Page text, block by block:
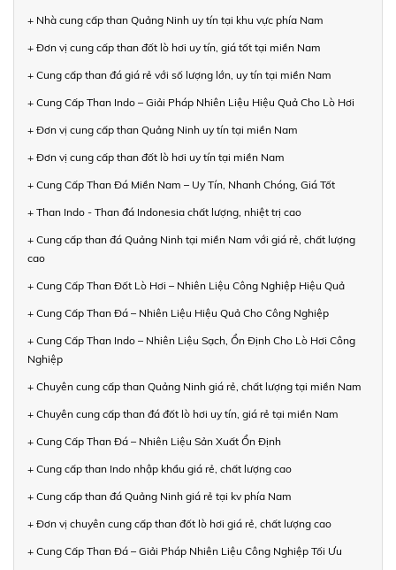
+ Nhà cung cấp than Quảng Ninh uy tín tại khu vực phía Nam
+ Đơn vị cung cấp than đốt lò hơi uy tín, giá tốt tại miền Nam
+ Cung cấp than đá giá rẻ với số lượng lớn, uy tín tại miền Nam
+ Cung Cấp Than Indo – Giải Pháp Nhiên Liệu Hiệu Quả Cho Lò Hơi
+ Đơn vị cung cấp than Quảng Ninh uy tín tại miền Nam
+ Đơn vị cung cấp than đốt lò hơi uy tín tại miền Nam
+ Cung Cấp Than Đá Miền Nam – Uy Tín, Nhanh Chóng, Giá Tốt
+ Than Indo - Than đá Indonesia chất lượng, nhiệt trị cao
+ Cung cấp than đá Quảng Ninh tại miền Nam với giá rẻ, chất lượng
cao
+ Cung Cấp Than Đốt Lò Hơi – Nhiên Liệu Công Nghiệp Hiệu Quả
+ Cung Cấp Than Đá – Nhiên Liệu Hiệu Quả Cho Công Nghiệp
+ Cung Cấp Than Indo – Nhiên Liệu Sạch, Ổn Định Cho Lò Hơi Công
Nghiệp
+ Chuyên cung cấp than Quảng Ninh giá rẻ, chất lượng tại miền Nam
+ Chuyên cung cấp than đá đốt lò hơi uy tín, giá rẻ tại miền Nam
+ Cung Cấp Than Đá – Nhiên Liệu Sản Xuất Ổn Định
+ Cung cấp than Indo nhập khẩu giá rẻ, chất lượng cao
+ Cung cấp than đá Quảng Ninh giá rẻ tại kv phía Nam
+ Đơn vị chuyên cung cấp than đốt lò hơi giá rẻ, chất lượng cao
+ Cung Cấp Than Đá – Giải Pháp Nhiên Liệu Công Nghiệp Tối Ưu